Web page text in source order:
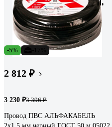
-5%
2 812 ₽
3 230 ₽3 396 ₽
Провод ПВС АЛЬФАКАБЕЛЬ